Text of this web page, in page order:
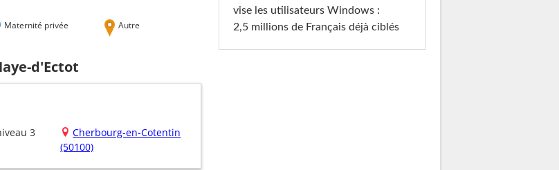
Maternité privée Autre
d'Ectot
3
Cherbourg-en-Cotentin
(50100)
vise les utilisateurs Windows :
2,5 millions de Français déjà ciblés